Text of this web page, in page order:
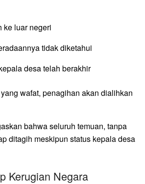
ke luar negeri
tidak diketahui
desa telah berakhir
wafat, penagihan akan dialihkan
bahwa seluruh temuan, tanpa
ditagih meskipun status kepala desa
Kerugian Negara